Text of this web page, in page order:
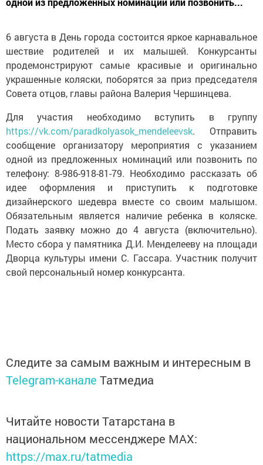
6 августа в День города состоится яркое карнавальное
шествие родителей и их малышей. Конкурсанты
продемонстрируют самые красивые и оригинально
украшенные коляски, поборятся за приз председателя
Совета отцов, главы района Валерия Чершинцева.
Для участия необходимо вступить в группу
https://vk.com/paradkolyasok_mendeleevsk. Отправить
сообщение организатору мероприятия с указанием
одной из предложенных номинаций или позвонить по
телефону: 8-986-918-81-79. Необходимо рассказать об
идее оформления и приступить к подготовке
дизайнерского шедевра вместе со своим малышом.
Обязательным является наличие ребенка в коляске.
Подать заявку можно до 4 августа (включительно).
Место сбора у памятника Д.И. Менделееву на площади
Дворца культуры имени С. Гассара. Участник получит
свой персональный номер конкурсанта.
Следите за самым важным и интересным в
Telegram-канале Татмедиа
Читайте новости Татарстана в
национальном мессенджере MАХ:
https://max.ru/tatmedia